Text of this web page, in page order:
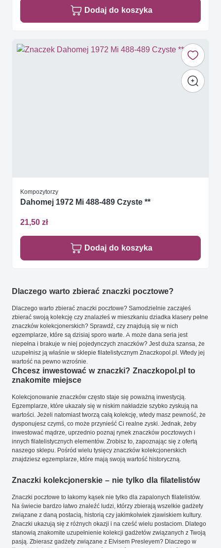
Dodaj do koszyka
Kompozytorzy
Dahomej 1972 Mi 488-489 Czyste **
21,50 zł
Dodaj do koszyka
Dlaczego warto zbierać znaczki pocztowe?
Dlaczego warto zbierać znaczki pocztowe? Samodzielnie zacząłeś
zbierać swoją kolekcję czy znalazłeś w mieszkaniu dziadka klasery pełne
znaczków kolekcjonerskich? Sprawdź, czy znajdują się w nich
egzemplarze, które są dzisiaj sporo warte. A może dana seria jest
niepełna i brakuje w niej pojedynczych znaczków? Jest duża szansa, że
uzupełnisz ją właśnie w sklepie filatelistycznym Znaczkopol.pl. Wtedy jej
wartość na pewno wzrośnie.
Chcesz inwestować w znaczki? Znaczkopol.pl to
znakomite miejsce
Kolekcjonowanie znaczków często staje się poważną inwestycją.
Egzemplarze, które ukazały się w niskim nakładzie szybko zyskują na
wartości. Jeżeli natomiast tworzą całą kolekcję, wtedy masz pewność, że
dysponujesz czymś, co może przynieść Ci realne zyski. Jednak, żeby
inwestować mądrze, uprzednio poznaj rynek znaczków pocztowych i
innych filatelistycznych elementów. Zrobisz to, zapoznając się z ofertą
naszego sklepu. Pośród wielu tysięcy znaczków kolekcjonerskich
znajdziesz egzemplarze, które mają swoją wartość historyczną.
Znaczki kolekcjonerskie – nie tylko dla filatelistów
Znaczki pocztowe to łakomy kąsek nie tylko dla zapalonych filatelistów.
Na świecie bardzo łatwo znaleźć ludzi, którzy zbierają wszelkie gadżety
związane z daną postacią, historią czy jakimkolwiek zjawiskiem kultury.
Znaczki ukazują się z różnych okazji i na cześć wielu postaciom. Dlatego
stanowią znakomite uzupełnienie kolekcji gadżetów związanych z Twoją
pasją. Zbierasz gadżety związane z Elvisem Presleyem? Dlaczego w